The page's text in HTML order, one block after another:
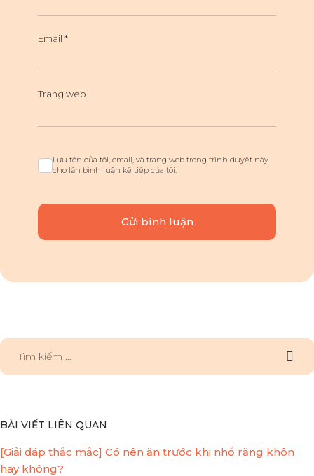
Email *
Trang web
Lưu tên của tôi, email, và trang web trong trình duyệt này
cho lần bình luận kế tiếp của tôi.
BÀI VIẾT LIÊN QUAN
[Giải đáp thắc mắc] Có nên ăn trước khi nhổ răng khôn
hay không?